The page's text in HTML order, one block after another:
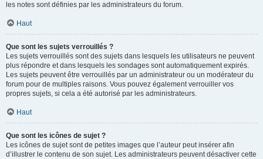
les notes sont définies par les administrateurs du forum.
Haut
Que sont les sujets verrouillés ?
Les sujets verrouillés sont des sujets dans lesquels les utilisateurs ne peuvent
plus répondre et dans lesquels les sondages sont automatiquement expirés.
Les sujets peuvent être verrouillés par un administrateur ou un modérateur du
forum pour de multiples raisons. Vous pouvez également verrouiller vos
propres sujets, si cela a été autorisé par les administrateurs.
Haut
Que sont les icônes de sujet ?
Les icônes de sujet sont de petites images que l’auteur peut insérer afin
d’illustrer le contenu de son sujet. Les administrateurs peuvent désactiver cette